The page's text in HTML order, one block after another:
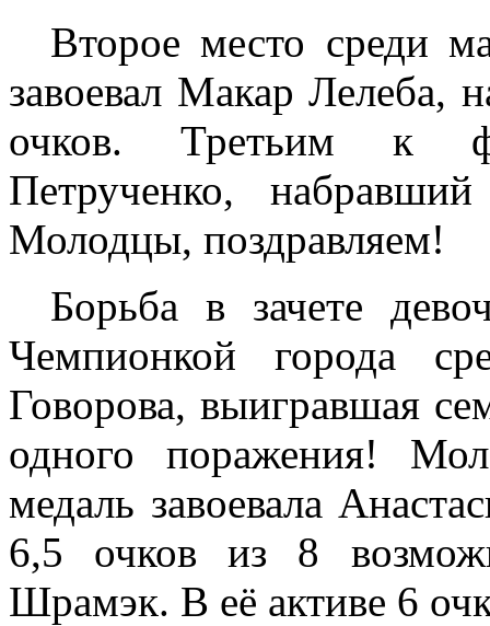
Второе место среди
завоевал Макар Лелеба,
очков. Третьим к
Петрученко,
Молодцы, поздравляем!
Борьба в зачете
Чемпионкой города
Говорова, выигравшая
одного поражения!
медаль завоевала
6,5 очков из 8
Шрамэк. В её активе 6